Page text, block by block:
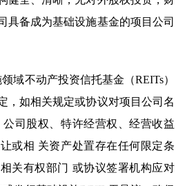
具备成为基础设施基金的项目公司
域不动产投资信托基金（REITs）
，如相关规定或协议对项目公司名
司股权、特许经营权、经营收益
或相 关资产处置存在任何限定条
关有权部门 或协议签署机构应对